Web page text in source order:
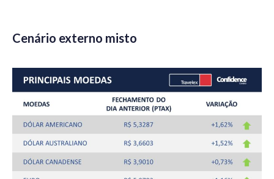
Cenário externo misto